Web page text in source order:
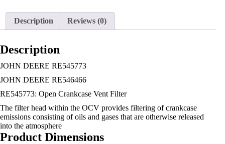
Description Reviews (0)
Description
JOHN DEERE RE545773
JOHN DEERE RE546466
RE545773: Open Crankcase Vent Filter
The filter head within the OCV provides filtering of crankcase
emissions consisting of oils and gases that are otherwise released
into the atmosphere
Product Dimensions